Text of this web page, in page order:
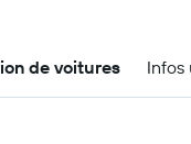
de voitures Infos